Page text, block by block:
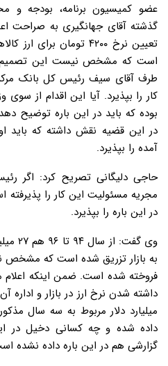
عضو کمیسیون برنامه، بودجه
گذشته آقای جهانگیری به صراحت
تعیین نرخ ۴۲۰۰ تومان
است که مشخص نیست این تصمیم
طرف آقای سیف رئیس کل بانک
کار را بپذیرد. آیا این اقدام از
بوده که باید در این باره توضیح
در این قضیه نقش داشته که
آمده را بپذیرد.
حاجی دلیگانی تصریح کرد: اگر
مجریه مسئولیت این کار را
در این باره را بپذیرد.
وی
به بازار تزریق شده است که مشخص
فروخته شده است. ضمن اینکه اعلام
میلیارد دلار مربوط به سه سال
داده شده و چه کسانی دخیل در
گزارشی هم در این باره داده نشده